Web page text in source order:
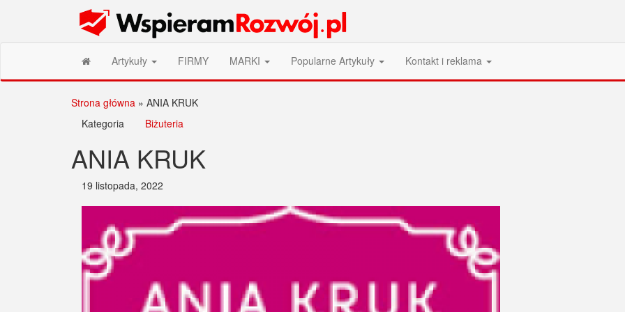
Wspieram Rozwój PL
Artykuły FIRMY MARKI Popularne Artykuły Kontakt i reklama
Strona główna » ANIA KRUK
Kategoria
Biżuteria
ANIA KRUK
19 listopada, 2022